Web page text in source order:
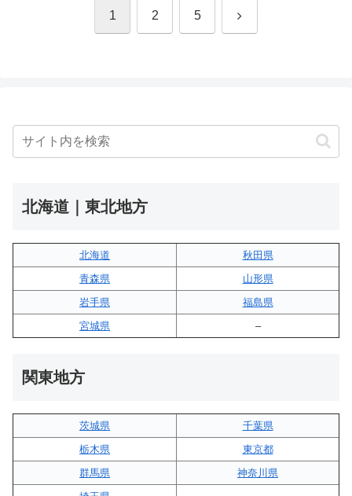
1 2 5 次
北海道｜東北地方
北海道
秋田県
青森県
山形県
岩手県
福島県
宮城県
–
関東地方
茨城県
千葉県
栃木県
東京都
群馬県
神奈川県